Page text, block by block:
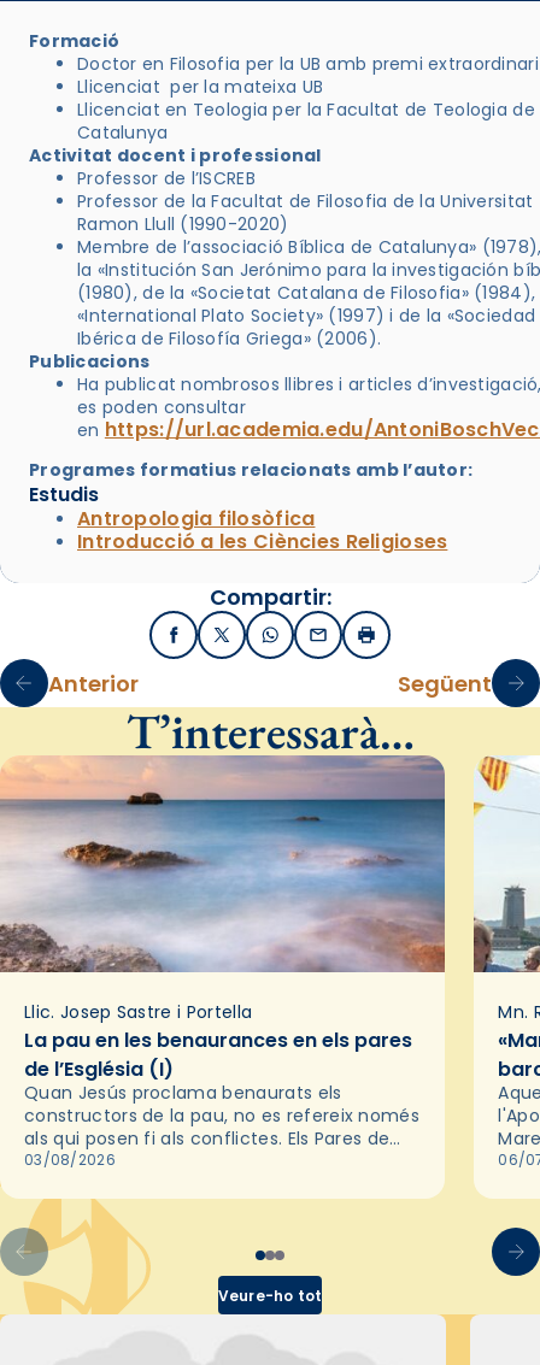
Formació
Doctor en Filosofia per la UB amb premi extraordinari
Llicenciat per la mateixa UB
Llicenciat en Teologia per la Facultat de Teologia de
Catalunya
Activitat docent i professional
Professor de l’ISCREB
Professor de la Facultat de Filosofia de la Universitat
Ramon Llull (1990-2020)
Membre de l’associació Bí­blica de Catalunya»
la «Institución San Jerónimo para la investigación
(1980), de la «Societat Catalana de Filosofia»
«International Plato Society» (1997) i de la «Sociedad
Ibérica de Filosofí­a Griega» (2006).
Publicacions
Ha publicat nombrosos llibres i articles
es poden consultar
en https://url.academia.edu/
Programes formatius relacionats amb l’autor:
Estudis
Antropologia filosòfica
Introducció a les Ciències Religioses
Compartir:
FacebookX / TwitterWhatsApp
EmailImprimir
Anterior Següent
T’interessarà…
Llic. Josep Sastre i Portella
La pau en les benaurances en els pares
de l’Església (I)
Quan Jesús proclama benaurats els
constructors de la pau, no es refereix només
als qui posen fi als conflictes. Els Pares de
l'Església ens recorden que la pau autèntica
03/08/2026
Mn.
ser
06/
Veure-ho tot